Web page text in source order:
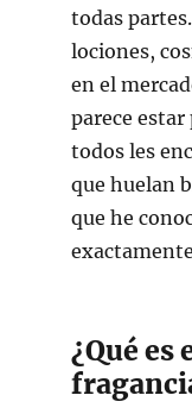
todas
lociones,
en el
parece estar
todos les
que huelan
que he
¿Qué es